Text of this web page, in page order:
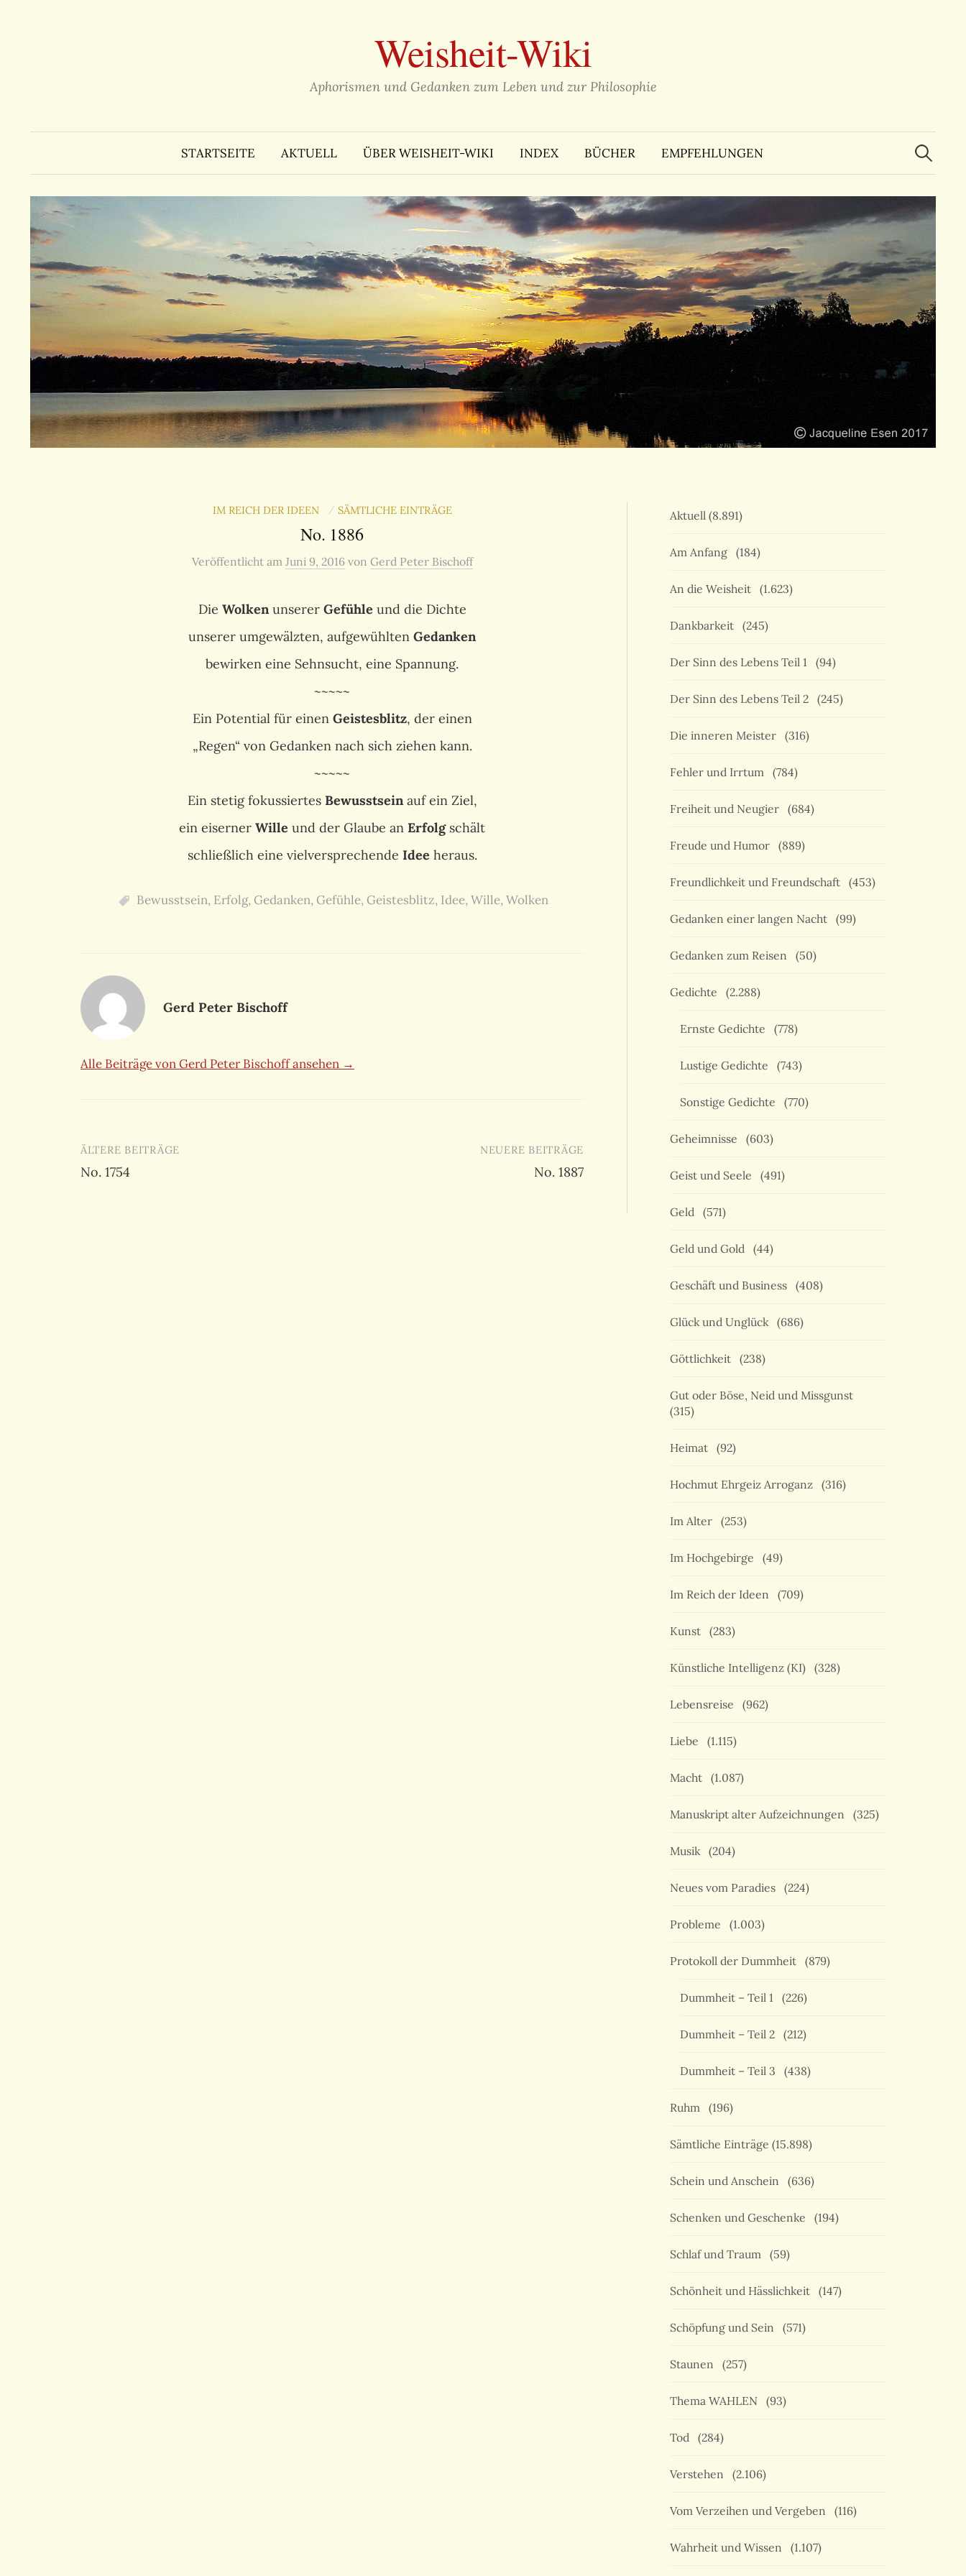
Weisheit-Wiki
Aphorismen und Gedanken zum Leben und zur Philosophie
STARTSEITE AKTUELL ÜBER WEISHEIT-WIKI INDEX BÜCHER EMPFEHLUNGEN
Suchen
nach:
IM REICH DER IDEEN / SÄMTLICHE EINTRÄGE
No. 1886
Veröffentlicht am Juni 9, 2016 von Gerd Peter Bischoff
Die Wolkenunserer Gefühle und die Dichte
unserer umgewälzten, aufgewühlten Gedanken
bewirken eine Sehnsucht, eine Spannung.
~~~~~
Ein Potential für einen Geistesblitz, der einen
„Regen“ von Gedanken nach sich ziehen kann.
~~~~~
Ein stetig fokussiertes Bewusstseinauf ein Ziel,
ein eiserner Wille und der Glaube an Erfolgschält
schließlich eine vielversprechende Idee heraus.
Bewusstsein, Erfolg, Gedanken, Gefühle, Geistesblitz, Idee, Wille, Wolken
Gerd Peter Bischoff
Alle Beiträge von Gerd Peter Bischoff ansehen →
Beitragsnavigation
ÄLTERE BEITRÄGE
No. 1754
NEUERE BEITRÄGE
No. 1887
Aktuell (8.891)
Am Anfang (184)
An die Weisheit (1.623)
Dankbarkeit (245)
Der Sinn des Lebens Teil 1 (94)
Der Sinn des Lebens Teil 2 (245)
Die inneren Meister (316)
Fehler und Irrtum (784)
Freiheit und Neugier (684)
Freude und Humor (889)
Freundlichkeit und Freundschaft (453)
Gedanken einer langen Nacht (99)
Gedanken zum Reisen (50)
Gedichte (2.288)
Ernste Gedichte (778)
Lustige Gedichte (743)
Sonstige Gedichte (770)
Geheimnisse (603)
Geist und Seele (491)
Geld (571)
Geld und Gold (44)
Geschäft und Business (408)
Glück und Unglück (686)
Göttlichkeit (238)
Gut oder Böse, Neid und Missgunst
(315)
Heimat (92)
Hochmut Ehrgeiz Arroganz (316)
Im Alter (253)
Im Hochgebirge (49)
Im Reich der Ideen (709)
Kunst (283)
Künstliche Intelligenz (KI) (328)
Lebensreise (962)
Liebe (1.115)
Macht (1.087)
Manuskript alter Aufzeichnungen (325)
Musik (204)
Neues vom Paradies (224)
Probleme (1.003)
Protokoll der Dummheit (879)
Dummheit – Teil 1 (226)
Dummheit – Teil 2 (212)
Dummheit – Teil 3 (438)
Ruhm (196)
Sämtliche Einträge (15.898)
Schein und Anschein (636)
Schenken und Geschenke (194)
Schlaf und Traum (59)
Schönheit und Hässlichkeit (147)
Schöpfung und Sein (571)
Staunen (257)
Thema WAHLEN (93)
Tod (284)
Verstehen (2.106)
Vom Verzeihen und Vergeben (116)
Wahrheit und Wissen (1.107)